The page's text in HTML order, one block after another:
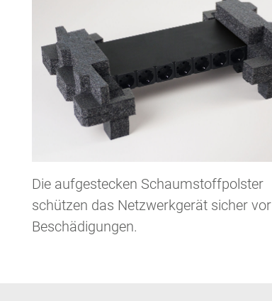
Die aufgestecken Schaumstoffpolster
schützen das Netzwerkgerät sicher vor
Beschädigungen.